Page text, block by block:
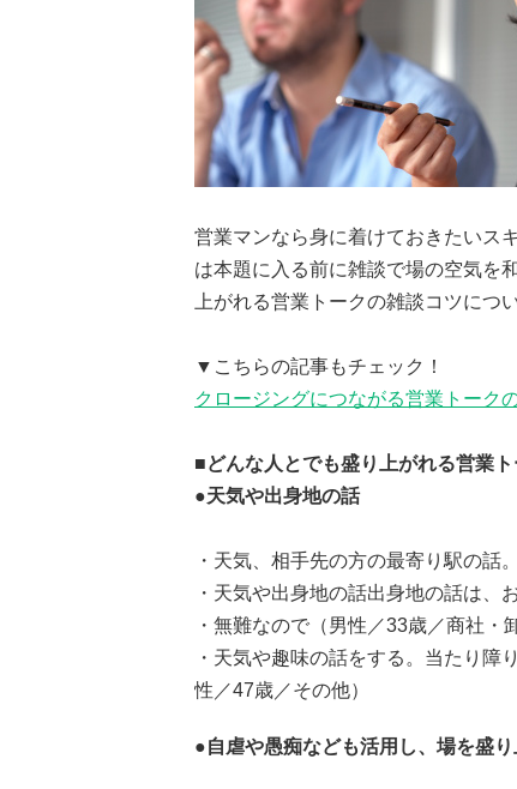
営業マンなら身に着けておきたいス
は本題に入る前に雑談で場の空気を
上がれる営業トークの雑談コツにつ
▼こちらの記事もチェック！
クロージングにつながる営業トーク
■どんな人とでも盛り上がれる営業
●天気や出身地の話
・天気、相手先の方の最寄り駅の話
・天気や出身地の話出身地の話は、
・無難なので（男性／33歳／商社・
・天気や趣味の話をする。当たり障
性／47歳／その他）
●自虐や愚痴なども活用し、場を盛り